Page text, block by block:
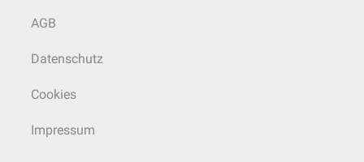
AGB
Datenschutz
Cookies
Impressum